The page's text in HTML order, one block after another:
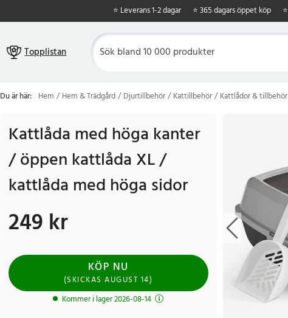
⭐ Leverans 1-2 dagar ⭐ 365 dagars öppet köp ⭐
Topplistan
Du är här: Hem Hem & Trädgård Djurtillbehör Kattillbehör Kattlådor & tillbehör
Kattlåda med höga kanter
/ öppen kattlåda XL /
kattlåda med höga sidor
Pris :249 kr
249 kr
KÖP NU
(SKICKASAUGUST 14)
Kommer i lager 2026-08-14